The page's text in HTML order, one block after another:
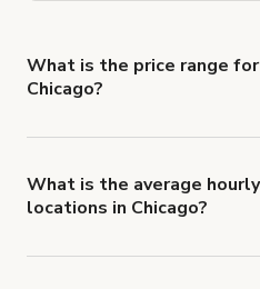
What is the price range
Chicago?
range from $19 USD to
spaces in Chicago.
What is the average
locations in Chicago?